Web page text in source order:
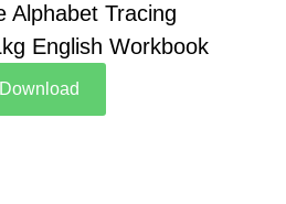
Alphabet Tracing
English Workbook
Download